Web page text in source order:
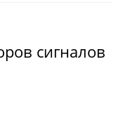
сигналов